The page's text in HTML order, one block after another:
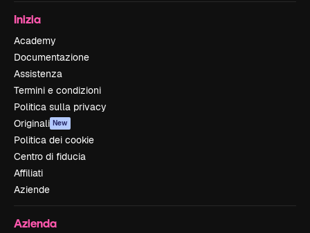
Inizia
Academy
Documentazione
Assistenza
Termini e condizioni
Politica sulla privacy
Originali New
Politica dei cookie
Centro di fiducia
Affiliati
Aziende
Azienda